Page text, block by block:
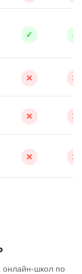
✓ ✓
✕ ✕
✕ ✕
✕ ✕
онлайн-школ по